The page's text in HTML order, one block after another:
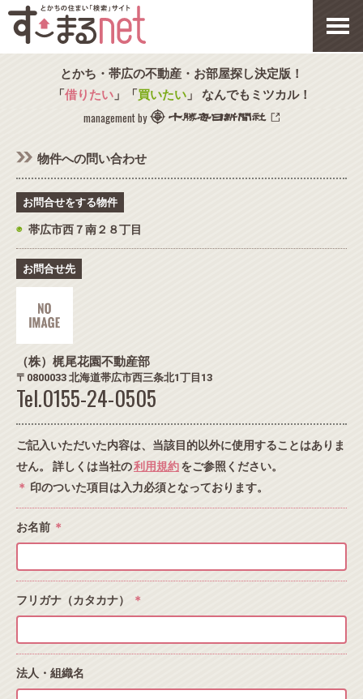
とかち・帯広の不動産・お部屋探し決定版！
「借りたい」「買いたい」 なんでもミツカル！
management by
物件への問い合わせ
お問合せをする物件
◉ 帯広市西７南２８丁目
お問合せ先
（株）梶尾花園不動産部
〒0800033 北海道帯広市西三条北1丁目13
Tel.0155-24-0505
ご記入いただいた内容は、当該目的以外に使用することはありま
せん。 詳しくは当社の利用規約をご参照ください。
＊ 印のついた項目は入力必須となっております。
お名前 ＊
フリガナ（カタカナ） ＊
法人・組織名